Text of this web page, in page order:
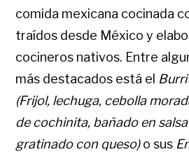
comida mexicana cocinada
traídos desde México y
cocineros nativos. Entre
más destacados está el
(Frijol, lechuga, cebolla
de cochinita, bañado en
gratinado con queso)o sus